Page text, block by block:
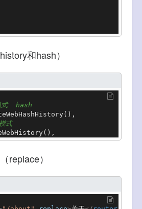
和hash）
式  hash
(),
式
(),
replace）